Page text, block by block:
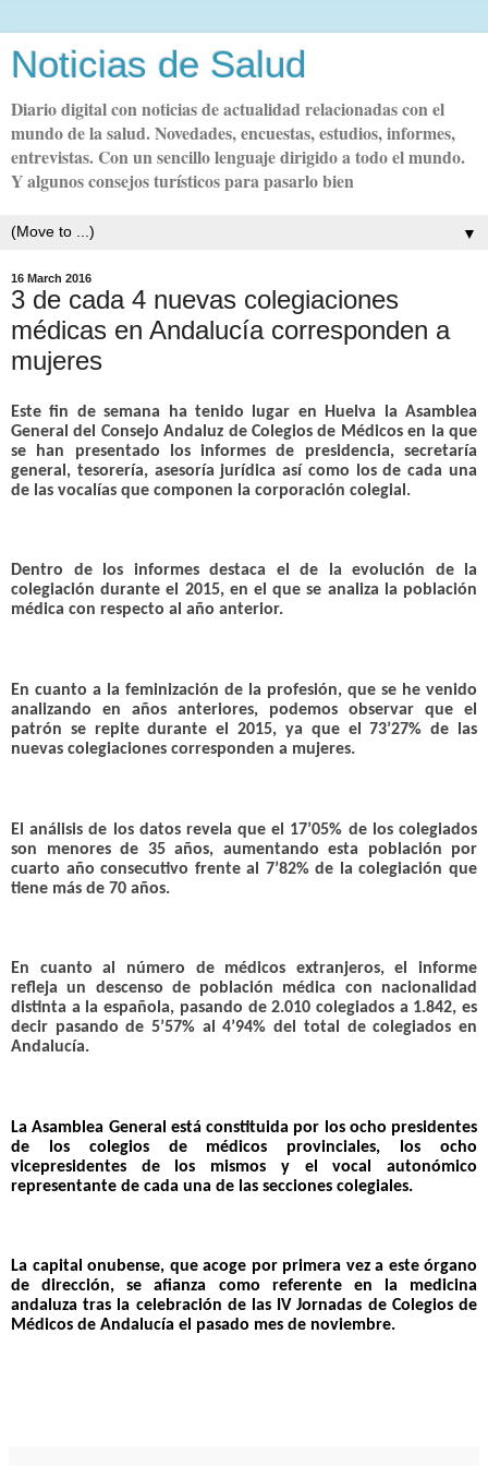
Noticias de Salud
Diario digital con noticias de actualidad relacionadas con el
mundo de la salud. Novedades, encuestas, estudios, informes,
entrevistas. Con un sencillo lenguaje dirigido a todo el mundo.
Y algunos consejos turísticos para pasarlo bien
▼
16 March 2016
3 de cada 4 nuevas colegiaciones
médicas en Andalucía corresponden a
Este fin de semana ha tenido lugar en Huelva la Asamblea
General del Consejo Andaluz de Colegios de Médicos en la que
se han presentado los informes de presidencia, secretaría
general, tesorería, asesoría jurídica así como los de cada una
de las vocalías que componen la corporación colegial.
Dentro de los informes destaca el de la evolución de la
colegiación durante el 2015, en el que se analiza la población
médica con respecto al año anterior.
En cuanto a la feminización de la profesión, que se he venido
analizando en años anteriores, podemos observar que el
patrón se repite durante el 2015, ya que el 73’27% de las
nuevas colegiaciones corresponden a mujeres.
El análisis de los datos revela que el 17’05% de los colegiados
son menores de 35 años, aumentando esta población por
cuarto año consecutivo frente al 7’82% de la colegiación que
tiene más de 70 años.
En cuanto al número de médicos extranjeros, el informe
refleja un descenso de población médica con nacionalidad
distinta a la española, pasando de 2.010 colegiados a 1.842, es
decir pasando de 5’57% al 4’94% del total de colegiados en
Andalucía.
La Asamblea General está cons­tituida por los ocho presidentes
de los colegios de médicos provinciales, los ocho
vicepresidentes de los mismos y el vocal autonómico
representante de cada una de las secciones colegiales.
La capital onubense, que acoge por primera vez a este órgano
de dirección, se afianza como referente en la medicina
andaluza tras la celebración de las IV Jornadas de Colegios de
Médicos de Andalucía el pasado mes de noviembre.